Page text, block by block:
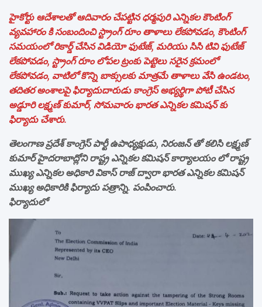
హైకోర్టు ఆదేశాలతో ఆదివారం చేపట్టిన ధర్మపురి ఎన్నికల కౌంటింగ్
వ్యవహారం కి సంబందించి స్ట్రాంగ్ రూం తాళాలు లేకపోవడం, కౌంటింగ్
సమయంలో రికార్డ్ చేసిన విడియో ఫుటేజ్, మరియు సిసి టివి ఫుటేజ్
లేకపోవడం, స్ట్రాంగ్ రూం లోపల ట్రంకు పెట్టెలు సరైన క్రమంలో
లేకపోవడం, వాటిలో కొన్ని బాక్సులకు మాత్రమే తాళాలు వేసి ఉండటం,
తదితర అంశాలపై ఫిర్యాదుదారుడు కాంగ్రెస్ అభ్యర్థిగా పోటీ చేసిన
అడ్డూరి లక్ష్మణ్ కుమార్, సోమవారం భారత ఎన్నికల కమిషన్ కు
ఫిర్యాదు చేశారు.
తెలంగాణ ప్రదేశ్ కాంగ్రెస్ పార్టీ ఉపాధ్యక్షుడు, నిరంజన్ తో కలిసి లక్ష్మణ్
కుమార్ హైదరాబాద్లోని రాష్ట్ర ఎన్నికల కమిషన్ కార్యాలయం లో రాష్ట్ర
ముఖ్య ఎన్నికల అధికారి వికాస్ రాజ్ ద్వారా భారత ఎన్నికల కమిషన్
ముఖ్య అధికారికి ఫిర్యాదు పత్రాన్ని. పంపించారు.
ఫిర్యాదులో